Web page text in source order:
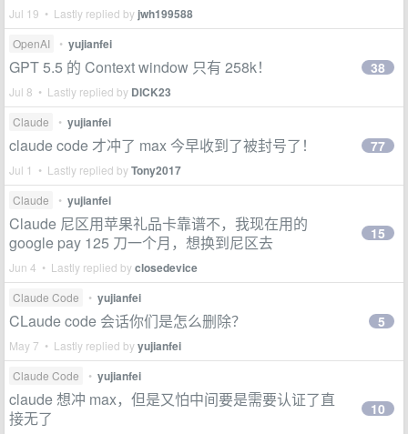
Jul 19 • Lastly replied by jwh199588
OpenAI • yujianfei
GPT 5.5 的 Context window 只有 258k！
Jul 8 • Lastly replied by DICK23
38
Claude • yujianfei
claude code 才冲了 max 今早收到了被封号了！
Jul 1 • Lastly replied byTony2017
77
Claude • yujianfei
Claude 尼区用苹果礼品卡靠谱不，我现在用的
google pay 125 刀一个月，想换到尼区去
Jun 4 • Lastly replied byclosedevice
15
Claude Code • yujianfei
CLaude code 会话你们是怎么删除？
May 7 • Lastly replied byyujianfei
5
Claude Code • yujianfei
claude 想冲 max，但是又怕中间要是需要认证了直
接无了
10